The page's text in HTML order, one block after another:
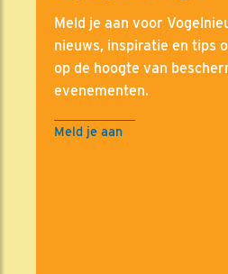
Meld je aan voor
nieuws, inspiratie en tips
op de hoogte van
evenementen.
Meld je aan